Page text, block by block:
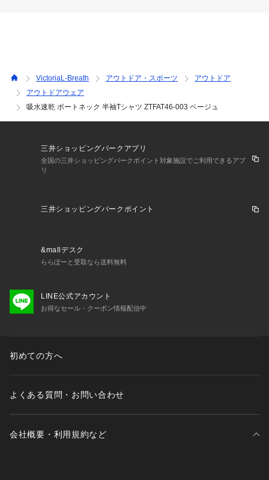
toria L-Breath トレッキングウエア カットソー トップス イン
ナー Lady's Ladys レディース れでぃーす 女性 レディース エ
ルブレス banner_ladies_240331 レディース服 レディースフ
ァッション 婦人服 10代 20代 30代 40代 50代 60代 70代 80
ゼント ギフト 贈り物 感謝 実用的 服 普段 部屋着 おしゃれ着
街着 きれいめ レジャー アウトドア キャンプ ハイキング トレ
ッキング フェス 旅行 登山 速乾 ドライ UVカット 紫外線カッ
VictoriaL-Breath アウトドア・スポーツ
アウトドア
アウトドアウェア
吸水速乾 ボートネック 半袖Tシャツ ZTFAT46-003 ベージュ
三井ショッピングパークアプリ
全国の三井ショッピングパークポイント対象施設でご利用できるアプ
リ
三井ショッピングパークポイント
&mallデスク
ららぽーと受取なら送料無料
LINE公式アカウント
お得なセール・クーポン情報配信中
初めての方へ
よくある質問・お問い合わせ
会社概要・利用規約など